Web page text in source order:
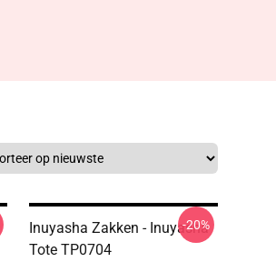
Inuyasha Zakken - Inuyasha
Tote TP0704
-20%